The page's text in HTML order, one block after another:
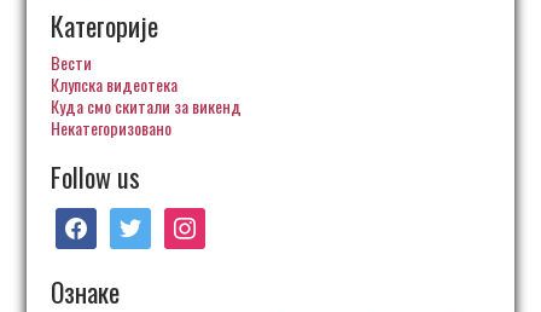
Категорије
Вести
Клупска видеотека
Куда смо скитали за викенд
Некатегоризовано
Follow us
facebooktwitter instagram
Ознаке